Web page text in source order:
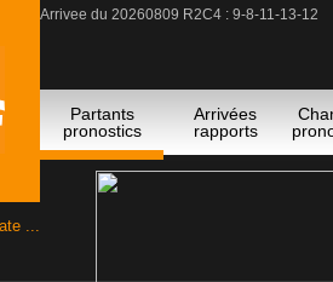
Arrivee du 20260809 R2C4 : 9-8-11-13-12
Arrivee du 20260809 R2C4 : 9-8-11-13-12
Partants
pronostics
Arrivées
rapports